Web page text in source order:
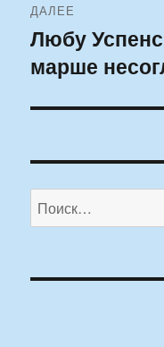
ДАЛЕЕ
Следующая
запись:
Любу
марше
Искать: